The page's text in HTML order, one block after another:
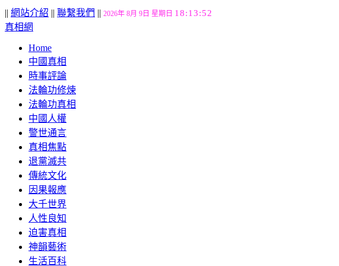
|| 網站介紹 || 聯繫我們 || 2026年 8月 9日 星期日 18:13:53
真相網
Home
中國真相
時事評論
法輪功修煉
法輪功真相
中國人權
警世通言
真相焦點
退黨滅共
傳統文化
因果報應
大千世界
人性良知
迫害真相
神韻藝術
生活百科